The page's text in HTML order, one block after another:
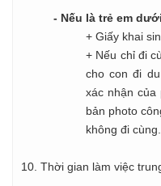
- Nếu là trẻ em
+ Giấy khai
+ Nếu chỉ đi
cho con đi
xác nhận của
bản photo
không đi cùng.
10. Thời gian làm việc